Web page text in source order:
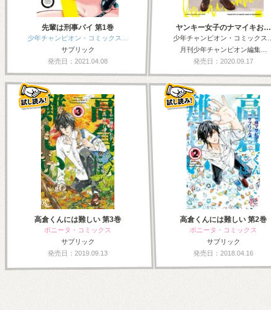
先輩は刑事パイ 第1巻
少年チャンピオン・コミックス…
サブリック
発売日：2021.04.08
ヤンキー女子のナマイキお…
少年チャンピオン・コミックス…
月刊少年チャンピオン編集…
発売日：2020.09.17
高倉くんには難しい 第3巻
ボニータ・コミックス
サブリック
発売日：2019.09.13
高倉くんには難しい 第2巻
ボニータ・コミックス
サブリック
発売日：2018.04.16